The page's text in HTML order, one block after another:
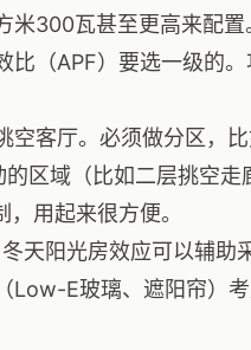
米300瓦甚至更高来配置
比（APF）要选一级的
空客厅。必须做分区，
区域（比如二层挑空走
用起来很方便。
天阳光房效应可以辅助
Low-E玻璃、遮阳帘）